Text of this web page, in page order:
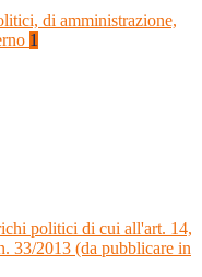
di amministrazione,
1
politici di cui all'art. 14,
33/2013 (da pubblicare in